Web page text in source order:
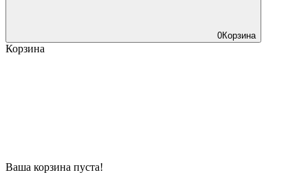
0Корзина
Корзина
Ваша корзина пуста!